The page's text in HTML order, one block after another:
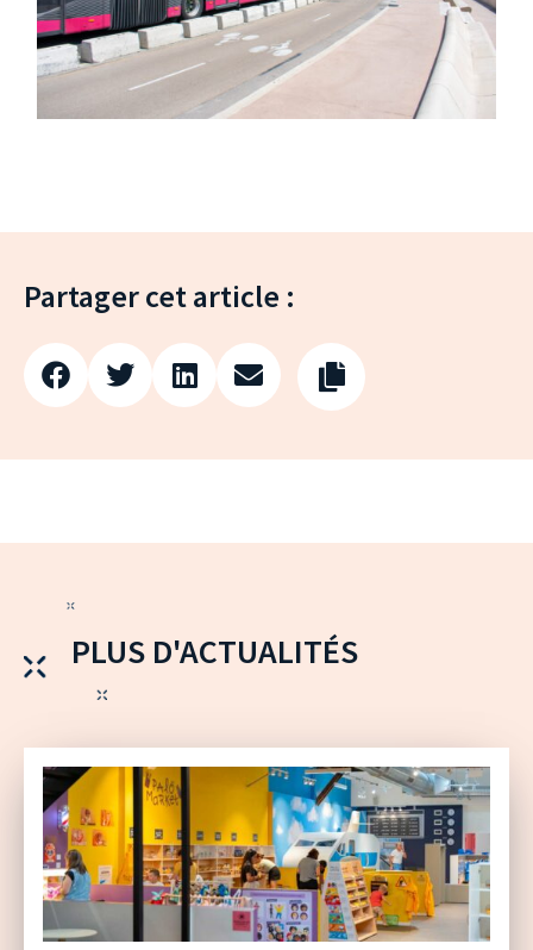
Partager cet article :
PLUS D'ACTUALITÉS